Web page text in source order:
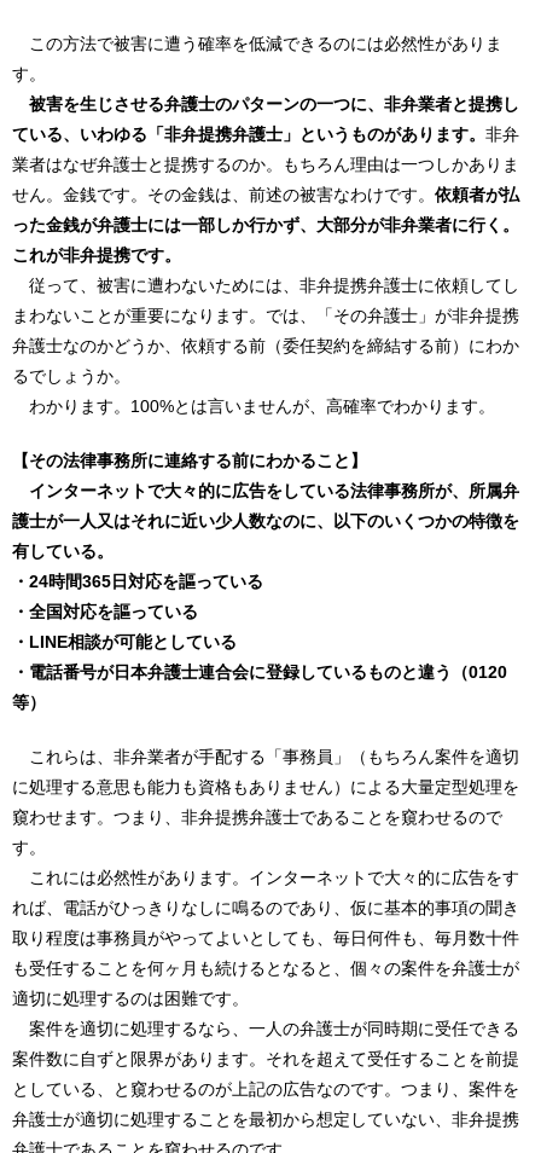
この方法で被害に遭う確率を低減できるのには必然性がありま
す。
被害を生じさせる弁護士のパターンの一つに、非弁業者と提携し
ている、いわゆる「非弁提携弁護士」というものがあります。 非弁
業者はなぜ弁護士と提携するのか。もちろん理由は一つしかありま
せん。金銭です。その金銭は、前述の被害なわけです。 依頼者が払
った金銭が弁護士には一部しか行かず、大部分が非弁業者に行く。
これが非弁提携です。
従って、被害に遭わないためには、非弁提携弁護士に依頼してし
まわないことが重要になります。では、「その弁護士」が非弁提携
弁護士なのかどうか、依頼する前（委任契約を締結する前）にわか
るでしょうか。
わかります。100%とは言いませんが、高確率でわかります。
【その法律事務所に連絡する前にわかること】
インターネットで大々的に広告をしている法律事務所が、所属弁
護士が一人又はそれに近い少人数なのに、以下のいくつかの特徴を
有している。
・24時間365日対応を謳っている
・全国対応を謳っている
・LINE相談が可能としている
・電話番号が日本弁護士連合会に登録しているものと違う（0120
等）
これらは、非弁業者が手配する「事務員」（もちろん案件を適切
に処理する意思も能力も資格もありません）による大量定型処理を
窺わせます。つまり、非弁提携弁護士であることを窺わせるので
す。
これには必然性があります。インターネットで大々的に広告をす
れば、電話がひっきりなしに鳴るのであり、仮に基本的事項の聞き
取り程度は事務員がやってよいとしても、毎日何件も、毎月数十件
も受任することを何ヶ月も続けるとなると、個々の案件を弁護士が
適切に処理するのは困難です。
案件を適切に処理するなら、一人の弁護士が同時期に受任できる
案件数に自ずと限界があります。それを超えて受任することを前提
としている、と窺わせるのが上記の広告なのです。つまり、案件を
弁護士が適切に処理することを最初から想定していない、非弁提携